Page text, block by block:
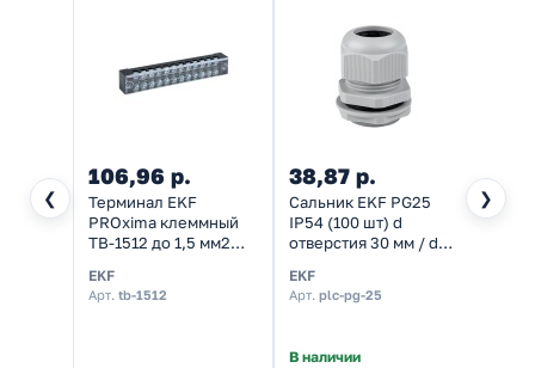
❮ ❯
106,96 р.
Терминал EKF
PROxima клеммный
TB-1512 до 1,5 мм2
EKF
Арт. tb-1512
38,87 р.
Сальник EKF PG25
IP54 (100 шт) d
отверстия 30 мм / d
EKF
Арт. plc-pg-25
В наличии